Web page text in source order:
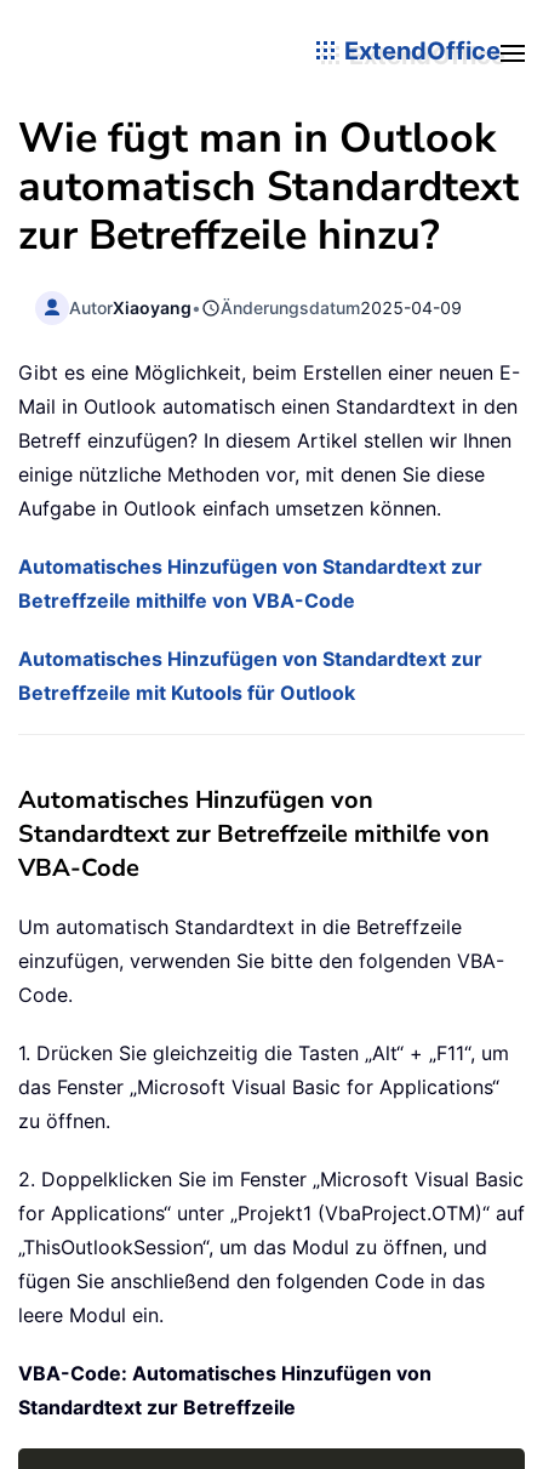
ExtendOffice
Wie fügt man in Outlook
automatisch Standardtext
zur Betreffzeile hinzu?
AutorXiaoyang• Änderungsdatum2025-04-09
Gibt es eine Möglichkeit, beim Erstellen einer neuen E-
Mail in Outlook automatisch einen Standardtext in den
Betreff einzufügen? In diesem Artikel stellen wir Ihnen
einige nützliche Methoden vor, mit denen Sie diese
Aufgabe in Outlook einfach umsetzen können.
Automatisches Hinzufügen von Standardtext zur
Betreffzeile mithilfe von VBA-Code
Automatisches Hinzufügen von Standardtext zur
Betreffzeile mit Kutools für Outlook
Automatisches Hinzufügen von
Standardtext zur Betreffzeile mithilfe von
VBA-Code
Um automatisch Standardtext in die Betreffzeile
einzufügen, verwenden Sie bitte den folgenden VBA-
Code.
1. Drücken Sie gleichzeitig die Tasten „Alt“ + „F11“, um
das Fenster „Microsoft Visual Basic for Applications“
zu öffnen.
2. Doppelklicken Sie im Fenster „Microsoft Visual Basic
for Applications“ unter „Projekt1 (VbaProject.OTM)“ auf
„ThisOutlookSession“, um das Modul zu öffnen, und
fügen Sie anschließend den folgenden Code in das
leere Modul ein.
VBA-Code: Automatisches Hinzufügen von
Standardtext zur Betreffzeile